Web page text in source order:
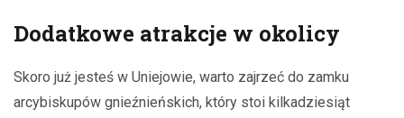
Dodatkowe atrakcje w okolicy
Skoro już jesteś w Uniejowie, warto zajrzeć do zamku
arcybiskupów gnieźnieńskich, który stoi kilkadziesiąt